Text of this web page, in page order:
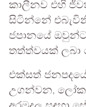
කාලීනව එහි
සිටින්නේ
ජපානයේ
තත්ත්වයක් ලබා
එක්සත්
උගන්වන, ලෝක